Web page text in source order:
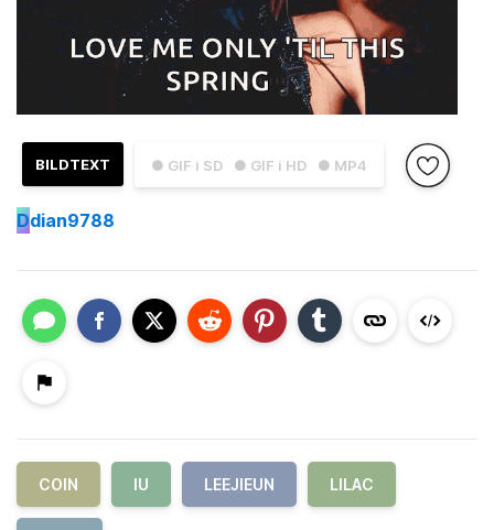
● GIF i SD ● GIF i HD ● MP4
BILDTEXT
Ddian9788
COIN IU LEEJIEUN LILAC